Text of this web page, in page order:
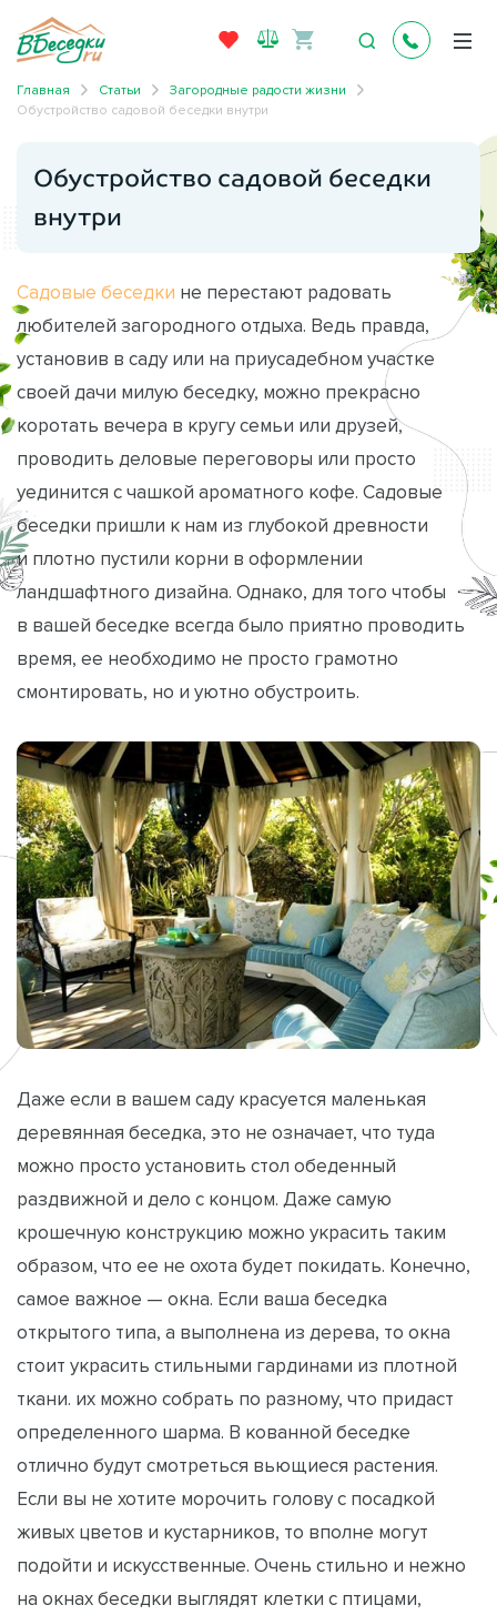
Главная Статьи
Загородные радости жизни
Обустройство садовой беседки внутри
Обустройство садовой беседки
внутри
Садовые беседки не перестают радовать
любителей загородного отдыха. Ведь правда,
установив в саду или на приусадебном участке
своей дачи милую беседку, можно прекрасно
коротать вечера в кругу семьи или друзей,
проводить деловые переговоры или просто
уединится с чашкой ароматного кофе. Садовые
беседки пришли к нам из глубокой древности
и плотно пустили корни в оформлении
ландшафтного дизайна. Однако, для того чтобы
в вашей беседке всегда было приятно проводить
время, ее необходимо не просто грамотно
смонтировать, но и уютно обустроить.
Даже если в вашем саду красуется маленькая
деревянная беседка, это не означает, что туда
можно просто установить стол обеденный
раздвижной и дело с концом. Даже самую
крошечную конструкцию можно украсить таким
образом, что ее не охота будет покидать. Конечно,
самое важное — окна. Если ваша беседка
открытого типа, а выполнена из дерева, то окна
стоит украсить стильными гардинами из плотной
ткани. их можно собрать по разному, что придаст
определенного шарма. В кованной беседке
отлично будут смотреться вьющиеся растения.
Если вы не хотите морочить голову с посадкой
живых цветов и кустарников, то вполне могут
подойти и искусственные. Очень стильно и нежно
на окнах беседки выглядят клетки с птицами,